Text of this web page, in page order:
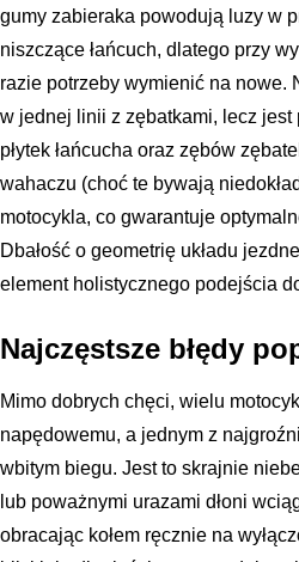
gumy zabieraka powodują luzy w
niszczące łańcuch, dlatego przy
razie potrzeby wymienić na nowe.
w jednej linii z zębatkami, lecz jest
płytek łańcucha oraz zębów
wahaczu (choć te bywają
motocykla, co gwarantuje
Dbałość o geometrię układu
element holistycznego podejścia
Najczęstsze błędy
Mimo dobrych chęci, wielu
napędowemu, a jednym z
wbitym biegu. Jest to skrajnie
lub poważnymi urazami dłoni
obracając kołem ręcznie na